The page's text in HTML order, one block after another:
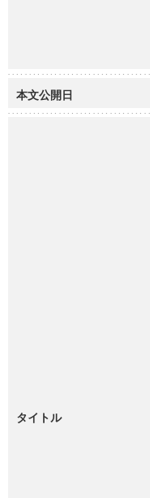
本文公開日
タイトル